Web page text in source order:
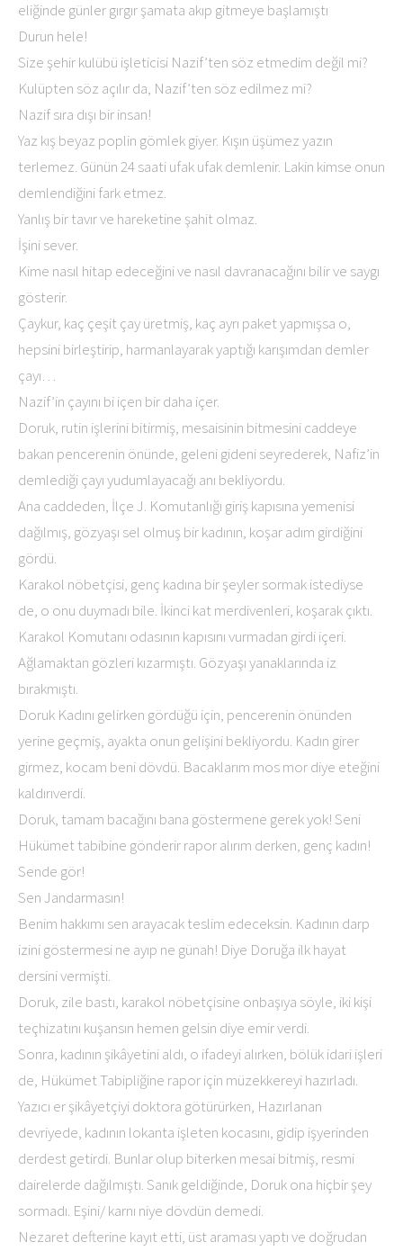
eliğinde günler gırgır şamata akıp gitmeye başlamıştı
Durun hele!
Size şehir kulübü işleticisi Nazif’ten söz etmedim değil mi?
Kulüpten söz açılır da, Nazif’ten söz edilmez mi?
Nazif sıra dışı bir insan!
Yaz kış beyaz poplin gömlek giyer. Kışın üşümez yazın
terlemez. Günün 24 saati ufak ufak demlenir. Lakin kimse onun
demlendiğini fark etmez.
Yanlış bir tavır ve hareketine şahit olmaz.
İşini sever.
Kime nasıl hitap edeceğini ve nasıl davranacağını bilir ve saygı
gösterir.
Çaykur, kaç çeşit çay üretmiş, kaç ayrı paket yapmışsa o,
hepsini birleştirip, harmanlayarak yaptığı karışımdan demler
çayı…
Nazif’in çayını bi içen bir daha içer.
Doruk, rutin işlerini bitirmiş, mesaisinin bitmesini caddeye
bakan pencerenin önünde, geleni gideni seyrederek, Nafiz’in
demlediği çayı yudumlayacağı anı bekliyordu.
Ana caddeden, İlçe J. Komutanlığı giriş kapısına yemenisi
dağılmış, gözyaşı sel olmuş bir kadının, koşar adım girdiğini
gördü.
Karakol nöbetçisi, genç kadına bir şeyler sormak istediyse
de, o onu duymadı bile. İkinci kat merdivenleri, koşarak çıktı.
Karakol Komutanı odasının kapısını vurmadan girdi içeri.
Ağlamaktan gözleri kızarmıştı. Gözyaşı yanaklarında iz
bırakmıştı.
Doruk Kadını gelirken gördüğü için, pencerenin önünden
yerine geçmiş, ayakta onun gelişini bekliyordu. Kadın girer
girmez, kocam beni dövdü. Bacaklarım mos mor diye eteğini
kaldırıverdi.
Doruk, tamam bacağını bana göstermene gerek yok! Seni
Hükümet tabibine gönderir rapor alırım derken, genç kadın!
Sende gör!
Sen Jandarmasın!
Benim hakkımı sen arayacak teslim edeceksin. Kadının darp
izini göstermesi ne ayıp ne günah! Diye Doruğa ilk hayat
dersini vermişti.
Doruk, zile bastı, karakol nöbetçisine onbaşıya söyle, iki kişi
teçhizatını kuşansın hemen gelsin diye emir verdi.
Sonra, kadının şikâyetini aldı, o ifadeyi alırken, bölük idari işleri
de, Hükümet Tabipliğine rapor için müzekkereyi hazırladı.
Yazıcı er şikâyetçiyi doktora götürürken, Hazırlanan
devriyede, kadının lokanta işleten kocasını, gidip işyerinden
derdest getirdi. Bunlar olup biterken mesai bitmiş, resmi
dairelerde dağılmıştı. Sanık geldiğinde, Doruk ona hiçbir şey
sormadı. Eşini/ karnı niye dövdün demedi.
Nezaret defterine kayıt etti, üst araması yaptı ve doğrudan